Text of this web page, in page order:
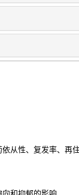
从性、复发率、再